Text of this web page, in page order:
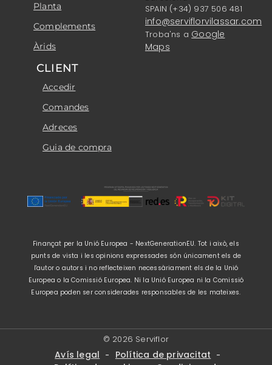
Planta
Complements
Àrids
SPAIN (+34) 937 506 481
info@serviflorvilassar.com
Troba'ns a Google
Maps
CLIENT
Accedir
Comandes
Adreces
Guia de compra
Finançat per la Unió Europea - NextGenerationEU. Tot i això, els
punts de vista i les opinions expressades són únicament els de
l'autor o autors i no reflecteixen necessàriament els de la Unió
Europea o la Comissió Europea. Ni la Unió Europea ni la Comissió
Europea poden ser considerades responsables de les mateixes.
© 2026 Serviflor
Avís legal - Política de privacitat -